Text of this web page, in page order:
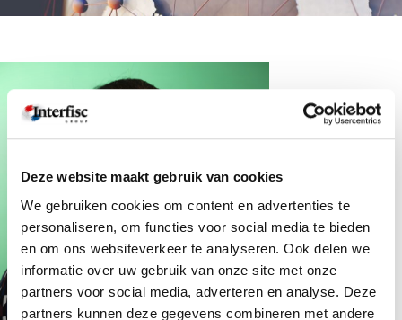
Deze website maakt gebruik van cookies
We gebruiken cookies om content en advertenties te
personaliseren, om functies voor social media te bieden
en om ons websiteverkeer te analyseren. Ook delen we
informatie over uw gebruik van onze site met onze
partners voor social media, adverteren en analyse. Deze
partners kunnen deze gegevens combineren met andere